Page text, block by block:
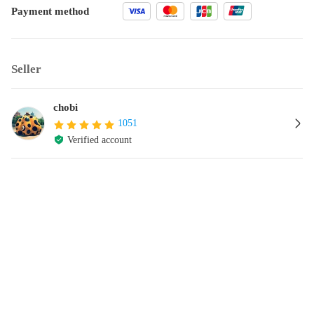
Payment method
Seller
chobi
1051
Verified account